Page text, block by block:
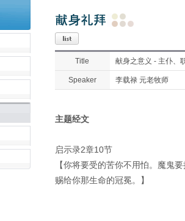
Title 献身之意义 - 主仆、
Speaker 李载禄 元老牧师
主题经文
启示录2章10节
【你将要受的苦你不用怕。魔鬼
赐给你那生命的冠冕。】